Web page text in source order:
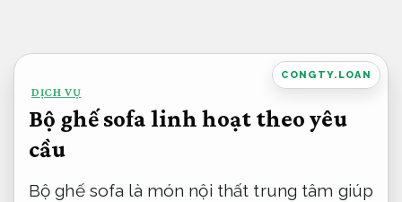
nội
dung
CONGTY.LOAN
DỊCH VỤ
Bộ ghế sofa linh hoạt theo yêu
cầu
Bộ ghế sofa là món nội thất trung tâm giúp